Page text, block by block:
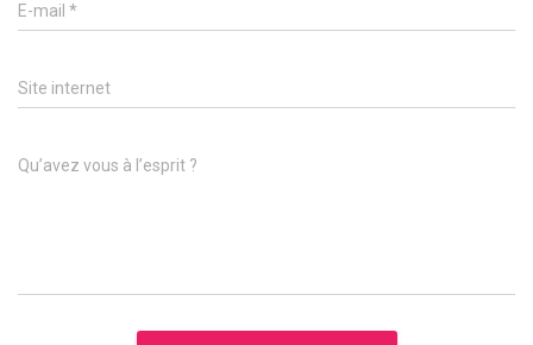
E-mail *
Site internet
Qu’avez vous à l’esprit ?